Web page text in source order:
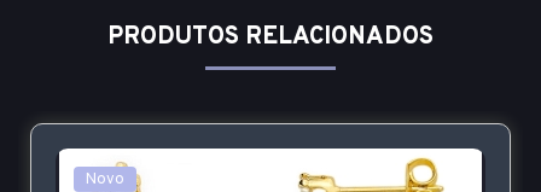
PRODUTOS RELACIONADOS
Novo